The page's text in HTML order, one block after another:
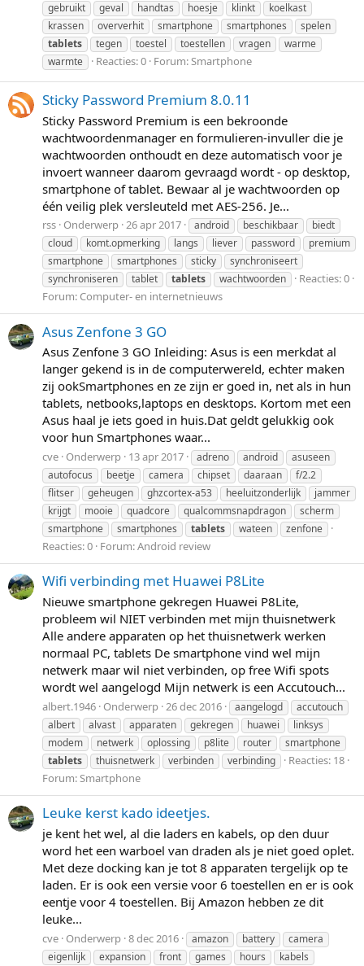
gebruikt
geval handtas hoesje klinkt
koelkast
krassen
oververhit smartphone smartphones
spelen
tablets
tegen toestel toestellen vragen
warme
warmte
Reacties: 0 Forum:Smartphone
Sticky Password Premium 8.0.11
Sticky Password Premium is een bekroonde
wachtwoordenmanager en formulieren-invuller die je
wachtwoorden onthoudt en deze automatisch voor je
invoert wanneer daarom gevraagd wordt - op desktop,
smartphone of tablet. Bewaar al je wachtwoorden op
één veilig plek versleuteld met AES-256. Je...
rss Onderwerp 26 apr 2017 android beschikbaar
biedt
cloud
komt.opmerking langs liever password
premium
smartphone
smartphones sticky
synchroniseert
synchroniseren
tablet tablets wachtwoorden
Reacties: 0
Forum: Computer- en internetnieuws
Asus Zenfone 3 GO
Asus Zenfone 3 GO Inleiding: Asus is een merkdat al
langer gekend is in de computerwereld, echter maken
zij ookSmartphones en ze zijn er goed in, net als in hun
tablets, netbooks,laptops en desktops. Kortom met een
Asus haal je iets goed in huis.Dat geldt gelukkig ook
voor hun Smartphones waar...
cve Onderwerp 13 apr 2017 adreno android
asuseen
autofocus
beetje camera chipset daaraan
f/2.2
flitser
geheugen ghzcortex-a53 heeluitzonderlijk
jammer
krijgt
mooie quadcore qualcommsnapdragon
scherm
smartphone
smartphones tablets wateen zenfone
Reacties: 0 Forum:Android review
Wifi verbinding met Huawei P8Lite
Nieuwe smartphone gekregen Huawei P8Lite,
probleem wil NIET verbinden met mijn thuisnetwerk
Alle andere apparaten op het thuisnetwerk werken
normaal PC, tablets De smartphone vind wel mijn
netwerk maar wil niet verbinden, op free Wifi spots
wordt wel aangelogd Mijn netwerk is een Accutouch...
albert.1946 Onderwerp 26 dec 2016 aangelogd
accutouch
albert
alvast apparaten gekregen huawei
linksys
modem
netwerk oplossing p8lite router
smartphone
tablets
thuisnetwerk verbinden verbinding
Reacties: 18
Forum:Smartphone
Leuke kerst kado ideetjes.
je kent het wel, al die laders en kabels, op den duur
word het een warboel van draden als je niet goed oplet.
Met deze docking kan je tot 8 apparaten tergelijk op te
laden. Er is ook een versie voor 6 toestellen en er is ook
eentje voor 4 toestellen. Bij Amazon hebben ze dit
leuke...
cve Onderwerp 8 dec 2016 amazon battery
camera
eigenlijk
expansion front games hours
kabels